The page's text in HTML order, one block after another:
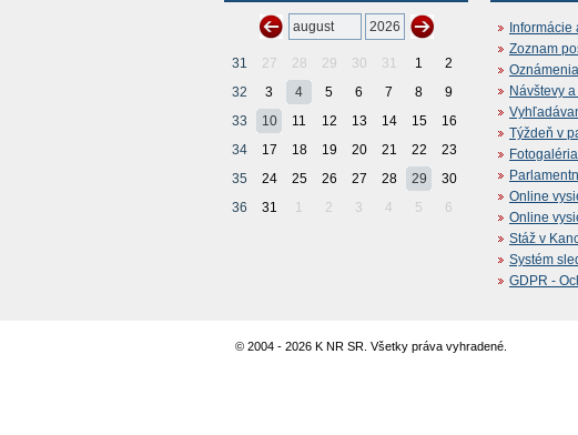
31 27 28 29 30 31 1
2
32
3 4 5 6 7 8
9
33
10 11 12 13 14 15
16
34
17 18 19 20 21 22
23
35
24 25 26 27 28 29
30
36
31 1 2 3 4 5 6
Informácie
Zoznam
Návštevy
Týždeň v
Online
Online
Stáž v
Systém
GDPR -
© 2004 - 2026 K NR SR. Všetky práva vyhradené.